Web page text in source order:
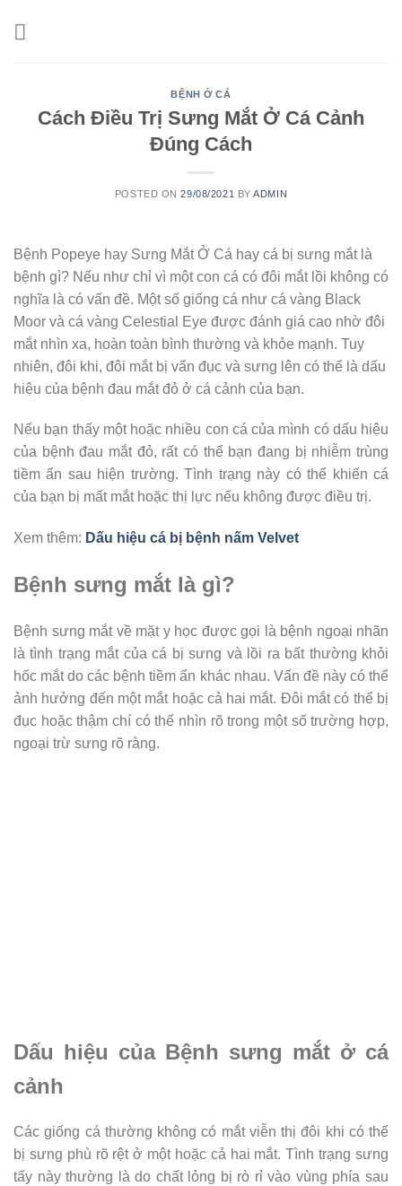
BỆNH Ở CÁ
Cách Điều Trị Sưng Mắt Ở Cá Cảnh
Đúng Cách
POSTED ON29/08/2021 BYADMIN
Bệnh Popeye hay Sưng Mắt Ở Cá hay cá bị sưng mắt là
bệnh gì? Nếu như chỉ vì một con cá có đôi mắt lồi không có
nghĩa là có vấn đề. Một số giống cá như cá vàng Black
Moor và cá vàng Celestial Eye được đánh giá cao nhờ đôi
mắt nhìn xa, hoàn toàn bình thường và khỏe mạnh. Tuy
nhiên, đôi khi, đôi mắt bị vẩn đục và sưng lên có thể là dấu
hiệu của bệnh đau mắt đỏ ở cá cảnh của bạn.
Nếu bạn thấy một hoặc nhiều con cá của mình có dấu hiệu
của bệnh đau mắt đỏ, rất có thể bạn đang bị nhiễm trùng
tiềm ẩn sau hiện trường. Tình trạng này có thể khiến cá
của bạn bị mất mắt hoặc thị lực nếu không được điều trị.
Xem thêm: Dấu hiệu cá bị bệnh nấm Velvet
Bệnh sưng mắt là gì?
Bệnh sưng mắt về mặt y học được gọi là bệnh ngoại nhãn
là tình trạng mắt của cá bị sưng và lồi ra bất thường khỏi
hốc mắt do các bệnh tiềm ẩn khác nhau. Vấn đề này có thể
ảnh hưởng đến một mắt hoặc cả hai mắt. Đôi mắt có thể bị
đục hoặc thậm chí có thể nhìn rõ trong một số trường hợp,
ngoại trừ sưng rõ ràng.
Dấu hiệu của Bệnh sưng mắt ở cá
cảnh
Các giống cá thường không có mắt viễn thị đôi khi có thể
bị sưng phù rõ rệt ở một hoặc cả hai mắt. Tình trạng sưng
tấy này thường là do chất lỏng bị rò rỉ vào vùng phía sau